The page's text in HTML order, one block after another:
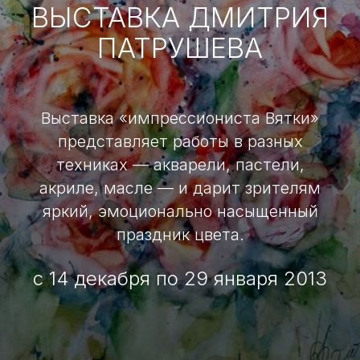
ВЫСТАВКА ДМИТРИЯ
ПАТРУШЕВА
Выставка «импрессиониста Вятки»
представляет работы в разных
техниках — акварели, пастели,
акриле, масле — и дарит зрителям
яркий, эмоционально насыщенный
праздник цвета.
с 14 декабря по 29 января 2013